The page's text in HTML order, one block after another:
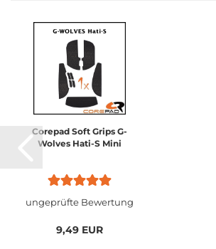
Corepad Soft Grips G-
Wolves Hati-S Mini
ungeprüfte Bewertung
9,49 EUR